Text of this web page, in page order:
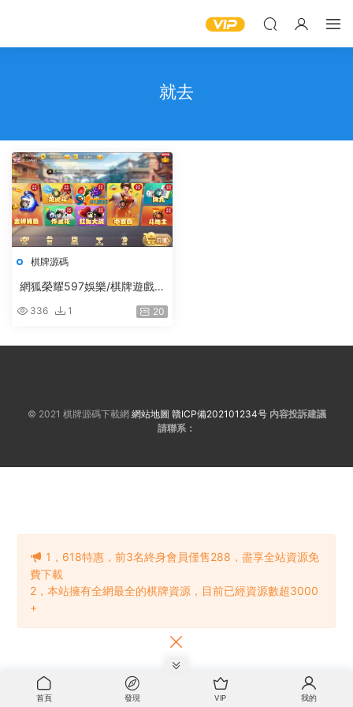
就去
棋牌源碼
網狐榮耀597娛樂/棋牌遊戲
336 1 20
© 2021 棋牌源碼下載網 網站地圖 贛ICP備202101234号 内容投訴建議
請聯系：
首頁 發現 VIP 我的
1，618特惠，前3名終身會員僅售288，盡享全站資源免
費下載
2，本站擁有全網最全的棋牌資源，目前已經資源數超3000
+